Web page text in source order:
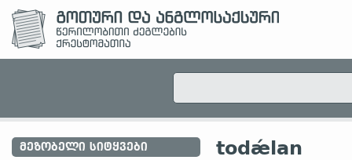
ᲛᲔᲖᲝᲑᲔᲚᲘ ᲡᲘᲢᲧᲕᲔᲑᲘ
todǽlan